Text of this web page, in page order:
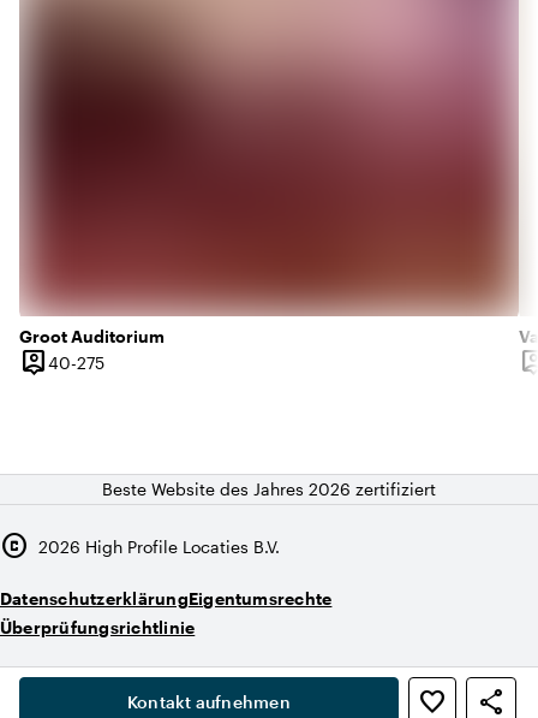
Kontakt aufnehmen favorite_border shareperson
,
Groot Auditorium
person_pin
Kapazität
40-27540 bis 275 Personen
Beste Website des Jahres 2026 zertifiziert
copyright 2026 High Profile Locaties B.V.
DatenschutzerklärungEigentumsrechte
Überprüfungsrichtlinie